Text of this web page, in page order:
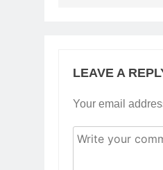
LEAVE A
Your email